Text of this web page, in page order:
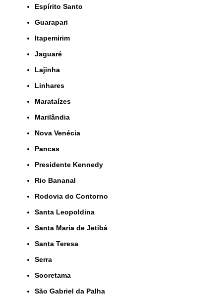
Espírito Santo
Guarapari
Itapemirim
Jaguaré
Lajinha
Linhares
Marataízes
Marilândia
Nova Venécia
Pancas
Presidente Kennedy
Rio Bananal
Rodovia do Contorno
Santa Leopoldina
Santa Maria de Jetibá
Santa Teresa
Serra
Sooretama
São Gabriel da Palha